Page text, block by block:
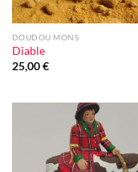
DOUDOU MONS
Diable
25,00€
à